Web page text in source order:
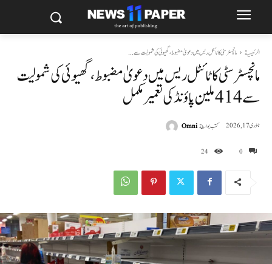
الرئيسية مانچسٹر سٹی کا ٹائٹل ریس میں دعویٰ مضبوط، گھیوئی کی شمولیت سے...
مانچسٹر سٹی کا ٹائٹل ریس میں دعویٰ مضبوط، گھیوئی کی شمولیت
سے 414 ملین پاؤنڈ کی تعمیر مکمل
0
24
جنوری 17, 2026 كتب بواسطةOmni